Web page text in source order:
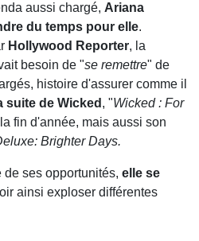
aussi chargé, Ariana
du temps pour elle.
Hollywood Reporter, la
besoin de "se remettre" de
histoire d'assurer comme il
suite de Wicked , "Wicked : For
fin d'année, mais aussi son
Brighter Days.
de ses opportunités, elle se
ainsi exploser différentes